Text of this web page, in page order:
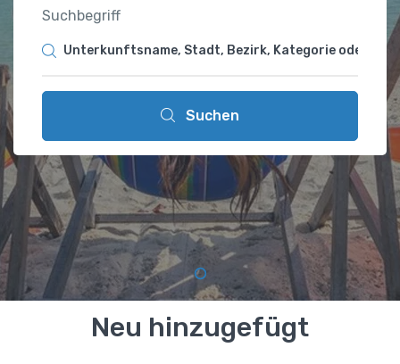
Suchbegriff
Suchen
Neu hinzugefügt